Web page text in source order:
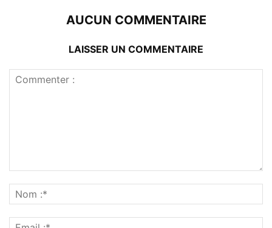
AUCUN COMMENTAIRE
LAISSER UN COMMENTAIRE